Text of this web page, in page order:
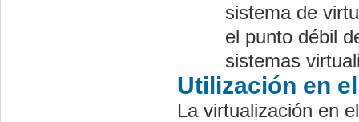
sistema de
el punto débil
sistemas
Utilización en
La virtualización en